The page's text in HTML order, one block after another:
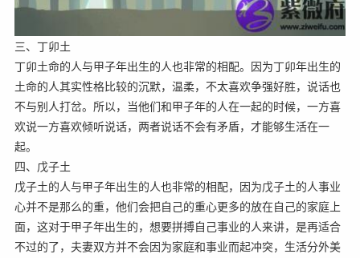
三、丁卯土
丁卯土命的人与甲子年出生的人也非常的相配。因为丁卯年出生的
土命的人其实性格比较的沉默，温柔，不太喜欢争强好胜，说话也
不与别人打岔。所以，当他们和甲子年的人在一起的时候，一方喜
欢说一方喜欢倾听说话，两者说话不会有矛盾，才能够生活在一
起。
四、戊子土
戊子土的人与甲子年出生的人也非常的相配，因为戊子土的人事业
心并不是那么的重，他们会把自己的重心更多的放在自己的家庭上
面，这对于甲子年出生的，想要拼搏自己事业的人来讲，是再适合
不过的了，夫妻双方并不会因为家庭和事业而起冲突，生活分外美